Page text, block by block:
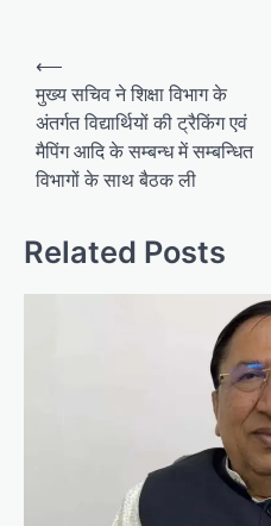
Post
navigation
⟵
मुख्य सचिव ने शिक्षा विभाग के
अंतर्गत विद्यार्थियों की ट्रैकिंग एवं
मैपिंग आदि के सम्बन्ध में सम्बन्धित
विभागों के साथ बैठक ली
Related Posts